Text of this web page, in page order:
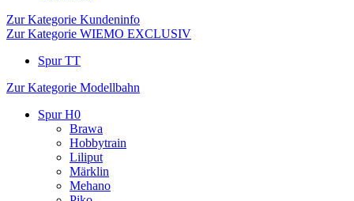
Zur Kategorie Kundeninfo
Zur Kategorie WIEMO EXCLUSIV
Spur TT
Zur Kategorie Modellbahn
Spur H0
Brawa
Hobbytrain
Liliput
Märklin
Mehano